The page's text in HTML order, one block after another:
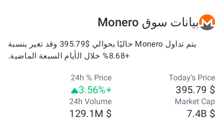
بيانات سوق Monero
يتم تداول Monero حاليًا بحوالي $395.79 وقد تغير بنسبة
+8.68% خلال الأيام السبعة الماضية.
Today’s Price
$ 395.79
24h % Price
+3.56%
Market Cap
$ 7.4B
24h Volume
$ 129.1M